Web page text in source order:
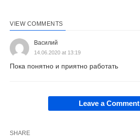
VIEW COMMENTS
Василий
14.06.2020 at 13:19
Пока понятно и приятно работать
Leave a Comment
SHARE